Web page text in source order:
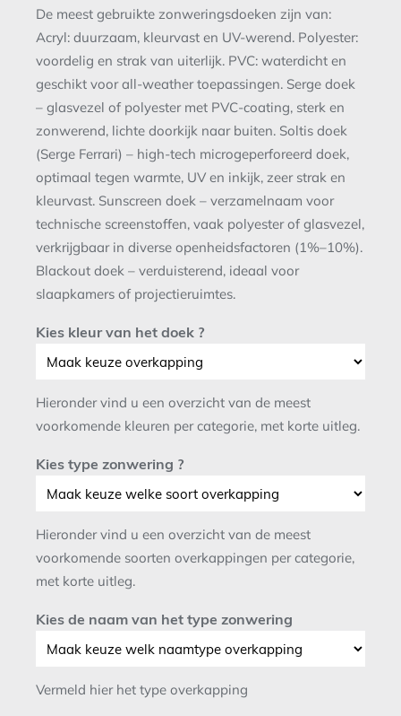
De meest gebruikte zonweringsdoeken zijn van:
Acryl: duurzaam, kleurvast en UV-werend. Polyester:
voordelig en strak van uiterlijk. PVC: waterdicht en
geschikt voor all-weather toepassingen. Serge doek
– glasvezel of polyester met PVC-coating, sterk en
zonwerend, lichte doorkijk naar buiten. Soltis doek
(Serge Ferrari) – high-tech microgeperforeerd doek,
optimaal tegen warmte, UV en inkijk, zeer strak en
kleurvast. Sunscreen doek – verzamelnaam voor
technische screenstoffen, vaak polyester of glasvezel,
verkrijgbaar in diverse openheidsfactoren (1%–10%).
Blackout doek – verduisterend, ideaal voor
slaapkamers of projectieruimtes.
Kies kleur van het doek ?
Hieronder vind u een overzicht van de meest
voorkomende kleuren per categorie, met korte uitleg.
Kies type zonwering ?
Hieronder vind u een overzicht van de meest
voorkomende soorten overkappingen per categorie,
met korte uitleg.
Kies de naam van het type zonwering
Vermeld hier het type overkapping